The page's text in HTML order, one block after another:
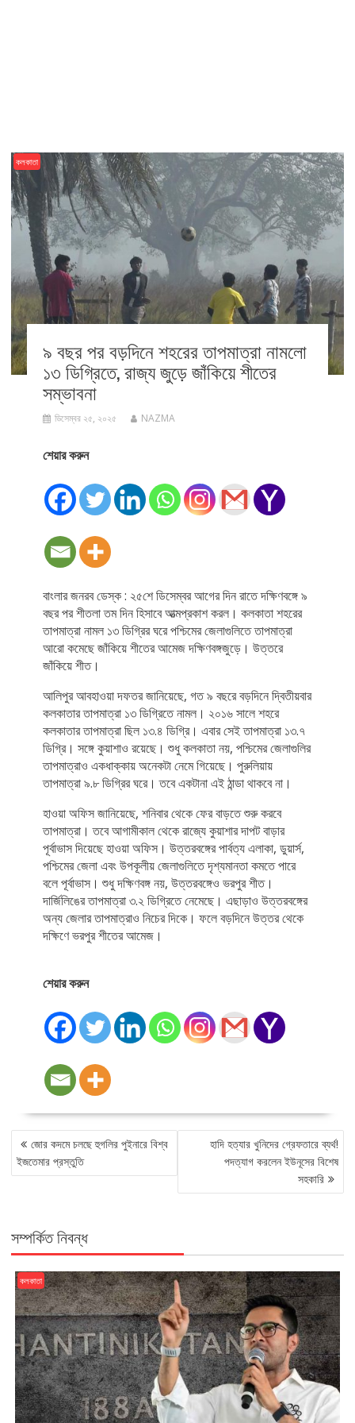
কলকাতা
৯ বছর পর বড়দিনে শহরের তাপমাত্রা নামলো
১৩ ডিগ্রিতে, রাজ্য জুড়ে জাঁকিয়ে শীতের
সম্ভাবনা
ডিসেম্বর ২৫, ২০২৫ NAZMA
শেয়ার করুন
বাংলার জনরব ডেস্ক : ২৫শে ডিসেম্বর আগের দিন রাতে দক্ষিণবঙ্গে ৯
বছর পর শীতলা তম দিন হিসাবে আত্মপ্রকাশ করল। কলকাতা শহরের
তাপমাত্রা নামল ১৩ ডিগ্রির ঘরে পশ্চিমের জেলাগুলিতে তাপমাত্রা
আরো কমেছে জাঁকিয়ে শীতের আমেজ দক্ষিণবঙ্গজুড়ে। উত্তরে
জাঁকিয়ে শীত।
আলিপুর আবহাওয়া দফতর জানিয়েছে, গত ৯ বছরে বড়দিনে দ্বিতীয়বার
কলকাতার তাপমাত্রা ১৩ ডিগ্রিতে নামল। ২০১৬ সালে শহরে
কলকাতার তাপমাত্রা ছিল ১৩.৪ ডিগ্রি। এবার সেই তাপমাত্রা ১৩.৭
ডিগ্রি। সঙ্গে কুয়াশাও রয়েছে। শুধু কলকাতা নয়, পশ্চিমের জেলাগুলির
তাপমাত্রাও একধাক্কায় অনেকটা নেমে গিয়েছে। পুরুলিয়ায়
তাপমাত্রা ৯.৮ ডিগ্রির ঘরে। তবে একটানা এই ঠান্ডা থাকবে না।
হাওয়া অফিস জানিয়েছে, শনিবার থেকে ফের বাড়তে শুরু করবে
তাপমাত্রা। তবে আগামীকাল থেকে রাজ্যে কুয়াশার দাপট বাড়ার
পূর্বাভাস দিয়েছে হাওয়া অফিস। উত্তরবঙ্গের পার্বত্য এলাকা, ডুয়ার্স,
পশ্চিমের জেলা এবং উপকূলীয় জেলাগুলিতে দৃশ্যমানতা কমতে পারে
বলে পূর্বাভাস। শুধু দক্ষিণবঙ্গ নয়, উত্তরবঙ্গেও ভরপুর শীত।
দার্জিলিঙের তাপমাত্রা ৩.২ ডিগ্রিতে নেমেছে। এছাড়াও উত্তরবঙ্গের
অন্য জেলার তাপমাত্রাও নিচের দিকে। ফলে বড়দিনে উত্তর থেকে
দক্ষিণে ভরপুর শীতের আমেজ।
শেয়ার করুন
POST
NAVIGATION
জোর কদমে চলছে হুগলির পুইনারে বিশ্ব
ইজতেমার প্রস্তুতি
হাদি হত্যার খুনিদের গ্রেফতারে ব্যর্থ!
পদত্যাগ করলেন ইউনূসের বিশেষ
সহকারি
সম্পর্কিত নিবন্ধ
কলকাতা